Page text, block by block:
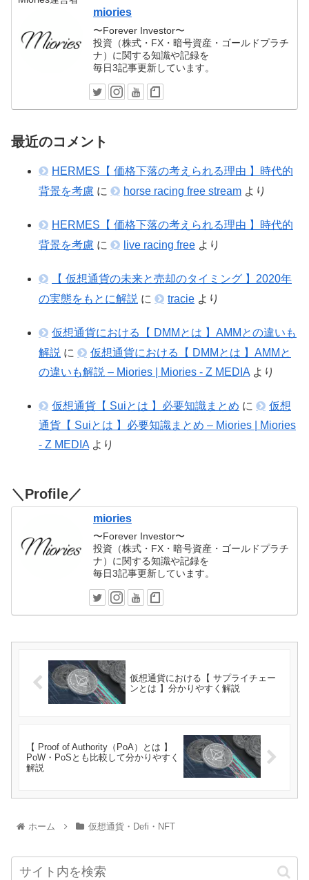
miories
〜Forever Investor〜
投資（株式・FX・暗号資産・ゴールドプラチ
ナ）に関する知識や記録を
毎日3記事更新しています。
最近のコメント
HERMES【 価格下落の考えられる理由 】時代的
背景を考慮 に horse racing free stream より
HERMES【 価格下落の考えられる理由 】時代的
背景を考慮 に live racing free より
【 仮想通貨の未来と売却のタイミング 】2020年
の実態をもとに解説 に tracie より
仮想通貨における【 DMMとは 】AMMとの違いも
解説 に
仮想通貨における【 DMMとは 】AMMと
の違いも解説 – Miories | Miories - Z MEDIA より
仮想通貨【 Suiとは 】必要知識まとめ に
仮想
通貨【 Suiとは 】必要知識まとめ – Miories | Miories
- Z MEDIA より
＼Profile／
miories
〜Forever Investor〜
投資（株式・FX・暗号資産・ゴールドプラチ
ナ）に関する知識や記録を
毎日3記事更新しています。
仮想通貨における【 サプライチェー
ンとは 】分かりやすく解説
【 Proof of Authority（PoA）とは 】
PoW・PoSとも比較して分かりやすく
解説
ホーム 仮想通貨・Defi・NFT